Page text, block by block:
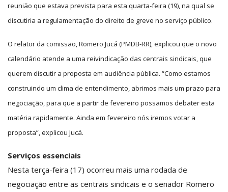
reunião que estava prevista para esta quarta-feira (19), na qual se
discutiria a regulamentação do direito de greve no serviço público.
O relator da comissão, Romero Jucá (PMDB-RR), explicou que o novo
calendário atende a uma reivindicação das centrais sindicais, que
querem discutir a proposta em audiência pública. “Como estamos
construindo um clima de entendimento, abrimos mais um prazo para
negociação, para que a partir de fevereiro possamos debater esta
matéria rapidamente. Ainda em fevereiro nós iremos votar a
proposta”, explicou Jucá.
Serviços essenciais
Nesta terça-feira (17) ocorreu mais uma rodada de
negociação entre as centrais sindicais e o senador Romero